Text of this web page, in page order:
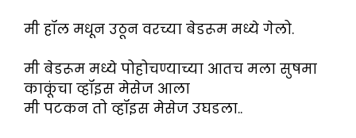
मी हॉल मधून उठून वरच्या बेडरूम मध्ये गेलो.
मी बेडरूम मध्ये पोहोचण्याच्या आतच मला सुषमा
काकूंचा व्हॉइस मेसेज आला
मी पटकन तो व्हॉइस मेसेज उघडला..